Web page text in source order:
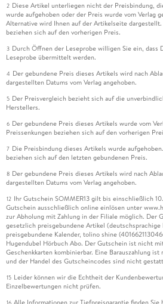
2 Diese Artikel unterliegen nicht der Preisbindung,
wurde aufgehoben oder der Preis wurde vom Verlag
Alternative wird Ihnen auf der Artikelseite dargestellt.
beziehen sich auf den vorherigen Preis.
3 Durch Öffnen der Leseprobe willigen Sie ein, dass
Leseprobe übermittelt werden.
4 Der gebundene Preis dieses Artikels wird nach
dargestellten Datums vom Verlag angehoben.
5 Der Preisvergleich bezieht sich auf die
Herstellers.
6 Der gebundene Preis dieses Artikels wurde vom
Preissenkungen beziehen sich auf den vorherigen
7 Die Preisbindung dieses Artikels wurde
beziehen sich auf den letzten gebundenen Preis.
8 Der gebundene Preis dieses Artikels wird nach
dargestellten Datums vom Verlag angehoben.
12 Ihr Gutschein SOMMER13 gilt bis einschließlich
Gutschein ausschließlich online einlösen unter
zur Abholung mit Zahlung in der Filiale möglich. Der
gesetzlich preisgebundene Artikel
preisgebundene Kalender, tolino shine
Hugendubel Hörbuch Abo. Der Gutschein ist nicht
Geschenkkarten kombinierbar. Eine Barauszahlung
und der Handel des Gutscheincodes sind nicht
15 Leider können wir die Echtheit der
Einzelbewertungen nicht prüfen.